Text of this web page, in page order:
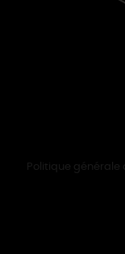
Politique